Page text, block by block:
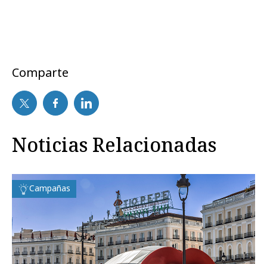
Comparte
Noticias Relacionadas
Campañas